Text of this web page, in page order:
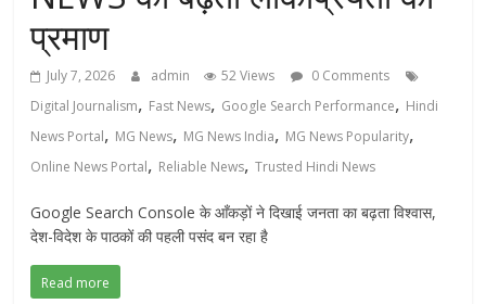
प्रमाण
July 7, 2026 admin 52 Views
0 Comments
Digital Journalism, Fast News, Google Search Performance, Hindi
News Portal, MG News, MG News India, MG News Popularity,
Online News Portal, Reliable News,Trusted Hindi News
Google Search Console के आँकड़ों ने दिखाई जनता का बढ़ता विश्वास,
देश-विदेश के पाठकों की पहली पसंद बन रहा है
Read more